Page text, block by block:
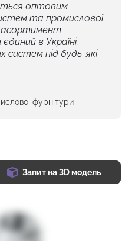
оптовим
та промислової
асортимент
в Україні.
систем під будь-які
фурнітури
Запит на 3D модель